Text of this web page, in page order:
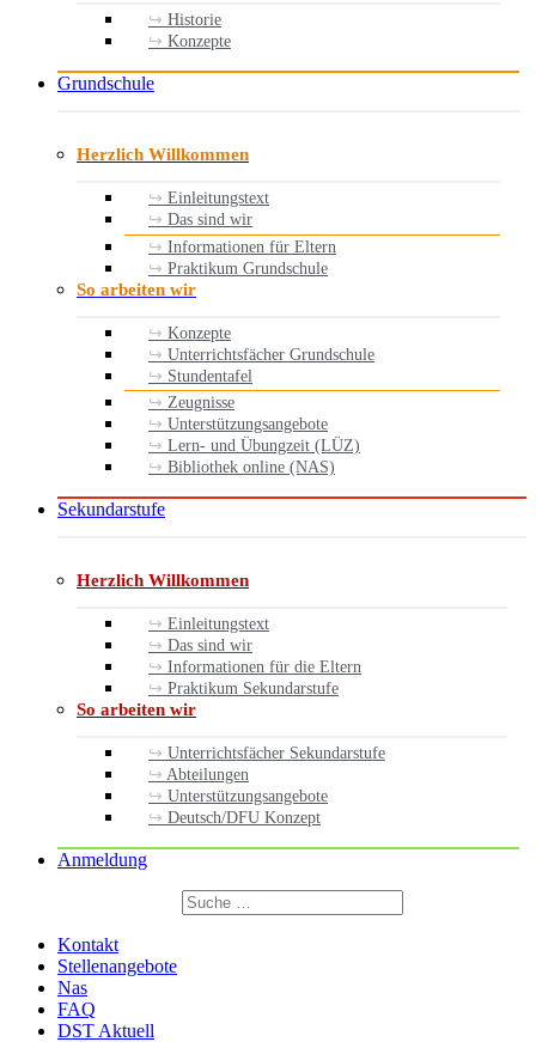
Historie
Konzepte
Grundschule
Herzlich Willkommen
Einleitungstext
Das sind wir
Informationen für Eltern
Praktikum Grundschule
So arbeiten wir
Konzepte
Unterrichtsfächer Grundschule
Stundentafel
Zeugnisse
Unterstützungsangebote
Lern- und Übungzeit (LÜZ)
Bibliothek online (NAS)
Sekundarstufe
Herzlich Willkommen
Einleitungstext
Das sind wir
Informationen für die Eltern
Praktikum Sekundarstufe
So arbeiten wir
Unterrichtsfächer Sekundarstufe
Abteilungen
Unterstützungsangebote
Deutsch/DFU Konzept
Anmeldung
Suchen
nach:
Kontakt
Stellenangebote
Nas
FAQ
DST Aktuell